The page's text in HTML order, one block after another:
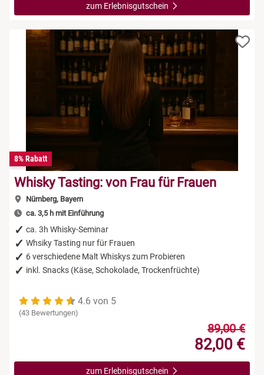
zum Erlebnisgutschein
8% Rabatt
Whisky Tasting: von Frau für Frauen
Nürnberg, Bayern
ca. 3,5 h mit Einführung
ca. 3h Whisky-Seminar
Whsiky Tasting nur für Frauen
6 verschiedene Malt Whiskys zum Probieren
inkl. Snacks (Käse, Schokolade, Trockenfrüchte)
4.6 von 5
(43 Bewertungen)
89,00 €
82,00 €
zum Erlebnisgutschein